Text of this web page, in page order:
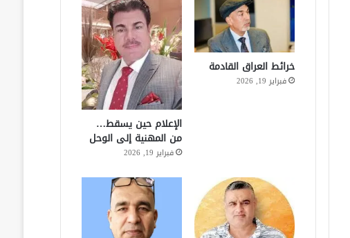
خرائط العراق القادمة
فبراير 19, 2026
الإعلام حين يسقط…
من المهنية إلى الوحل
فبراير 19, 2026